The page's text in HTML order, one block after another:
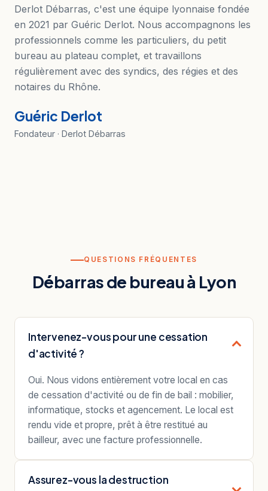
Derlot Débarras, c'est une équipe lyonnaise fondée
en 2021 par Guéric Derlot. Nous accompagnons les
professionnels comme les particuliers, du petit
bureau au plateau complet, et travaillons
régulièrement avec des syndics, des régies et des
notaires du Rhône.
Guéric Derlot
Fondateur · Derlot Débarras
QUESTIONS FRÉQUENTES
Débarras de bureau à Lyon
Intervenez-vous pour une cessation
d'activité ?
Oui. Nous vidons entièrement votre local en cas
de cessation d'activité ou de fin de bail : mobilier,
informatique, stocks et agencement. Le local est
rendu vide et propre, prêt à être restitué au
bailleur, avec une facture professionnelle.
Assurez-vous la destruction